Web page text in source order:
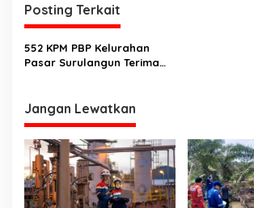
a
s
i
o
s
Posting Terkait
552 KPM PBP Kelurahan
Pasar Surulangun Terima
Sasaran
Jangan Lewatkan